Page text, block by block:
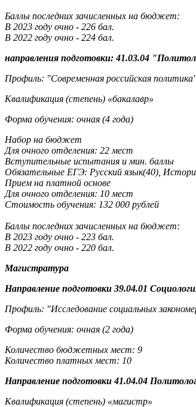
Баллы последних зачисленных на бюджет:
В 2023 году очно - 226 бал.
В 2022 году очно - 224 бал.
направления подготовки: 41.03.04
Профиль: "Современная российская
Квалификация (степень) «бакалавр»
Форма обучения: очная (4 года)
Набор на бюджет
Для очного отделения: 22 мест
Вступительные испытания и мин. баллы
Обязательные ЕГЭ: Русский язык(40),
Прием на платной основе
Для очного отделения: 10 мест
Стоимость обучения: 132 000 рублей
Баллы последних зачисленных на бюджет:
В 2023 году очно - 223 бал.
В 2022 году очно - 220 бал.
Магистратура
Направление подготовки 39.04.01
Профиль: "Исследование социальных
Форма обучения: очная (2 года)
Количество бюджетных мест: 9
Количество платных мест: 10
Направление подготовки 41.04.04 П
Квалификация (степень) «магистр»